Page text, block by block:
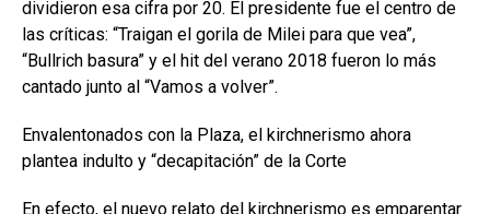
dividieron esa cifra por 20. El presidente fue el centro de
las críticas: “Traigan el gorila de Milei para que vea”,
“Bullrich basura” y el hit del verano 2018 fueron lo más
cantado junto al “Vamos a volver”.
Envalentonados con la Plaza, el kirchnerismo ahora
plantea indulto y “decapitación” de la Corte
En efecto, el nuevo relato del kirchnerismo es emparentar